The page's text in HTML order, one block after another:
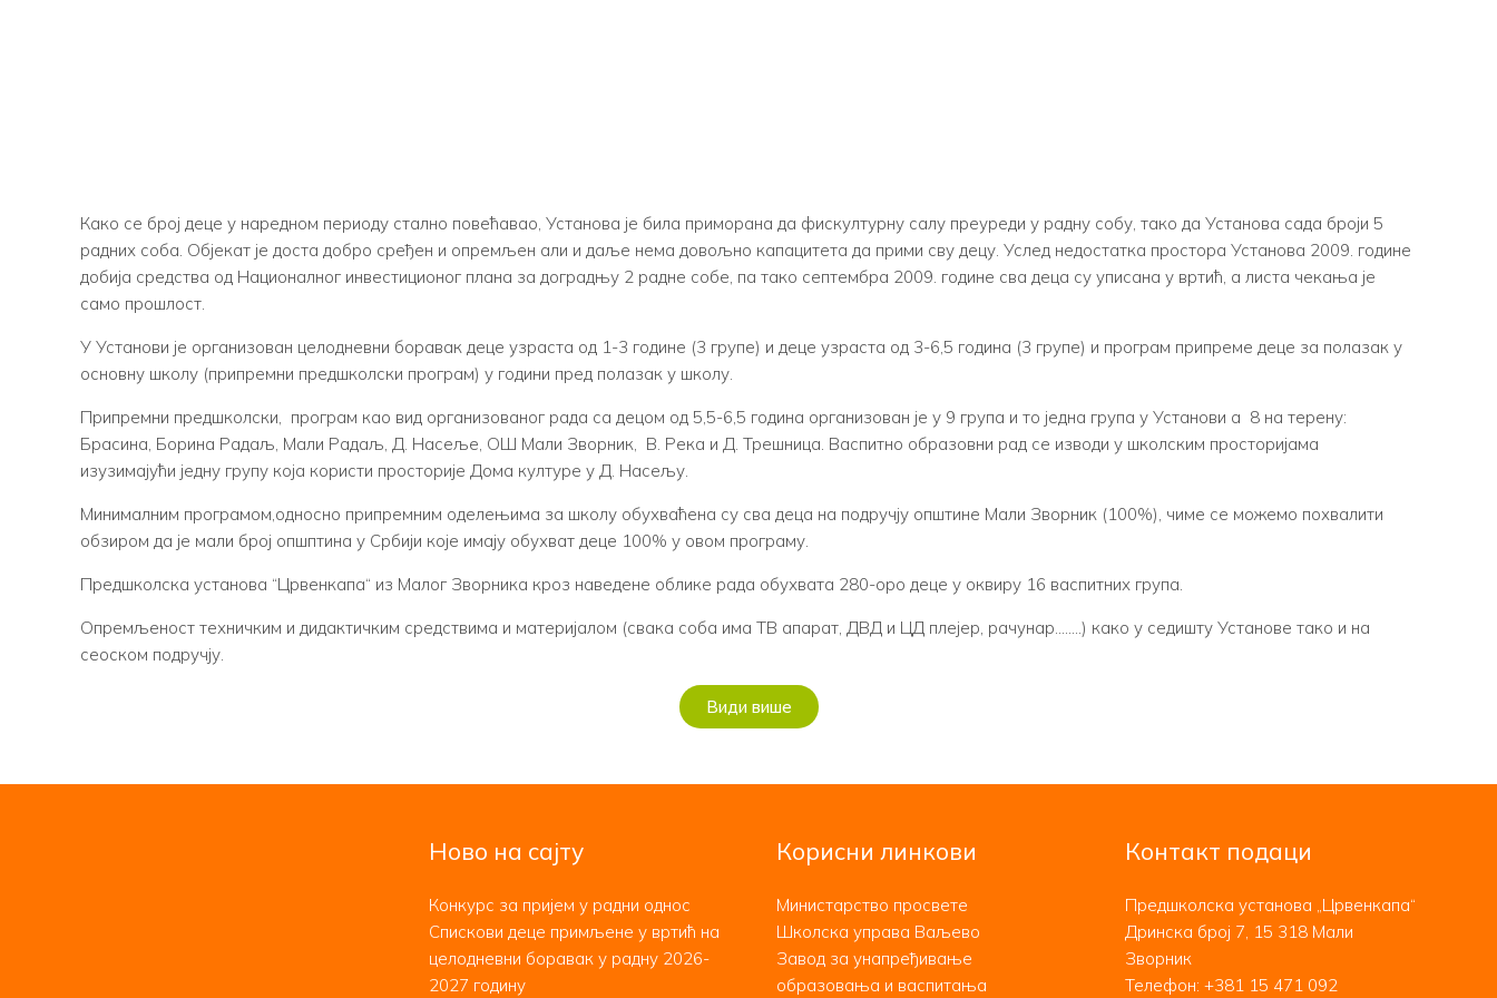
Како се број деце у наредном периоду стално повећавао, Установа је била приморана да фискултурну салу преуреди у радну собу, тако да Установа сада броји 5
радних соба. Објекат је доста добро сређен и опремљен али и даље нема довољно капацитета да прими сву децу. Услед недостатка простора Установа 2009. године
добија средства од Националног инвестиционог плана за доградњу 2 радне собе, па тако септембра 2009. године сва деца су уписана у вртић, а листа чекања је
само прошлост.
У Установи је организован целодневни боравак деце узраста од 1-3 године (3 групе) и деце узраста од 3-6,5 година (3 групе) и програм припреме деце за полазак у
основну школу (припремни предшколски програм) у години пред полазак у школу.
Припремни предшколски, програм као вид организованог рада са децом од 5,5-6,5 година организован је у 9 група и то једна група у Установи а 8 на терену:
Брасина, Борина Радаљ, Мали Радаљ, Д. Насеље, ОШ Мали Зворник, В. Река и Д. Трешница. Васпитно образовни рад се изводи у школским просторијама
изузимајући једну групу која користи просторије Дома културе у Д. Насељу.
Минималним програмом,односно припремним оделењима за школу обухваћена су сва деца на подручју општине Мали Зворник (100%), чиме се можемо похвалити
обзиром да је мали број опшптина у Србији које имају обухват деце 100% у овом програму.
Предшколска установа “Црвенкапа“ из Малог Зворника кроз наведене облике рада обухвата 280-оро деце у оквиру 16 васпитних група.
Опремљеност техничким и дидактичким средствима и материјалом (свака соба има ТВ апарат, ДВД и ЦД плејер, рачунар……..) како у седишту Установе тако и на
сеоском подручју.
Види више
Ново на сајту
Конкурс за пријем у радни однос
Спискови деце примљене у вртић на
целодневни боравак у радну 2026-
2027 годину
Корисни линкови
Министарство просвете
Школска управа Ваљево
Завод за унапређивање
образовања и васпитања
Контакт подаци
Предшколска установа „Црвенкапа“
Дринска број 7, 15 318 Мали
Зворник
Телефон: +381 15 471 092